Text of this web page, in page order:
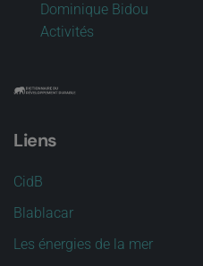
Dominique Bidou
Activités
Liens
CidB
Blablacar
Les énergies de la mer